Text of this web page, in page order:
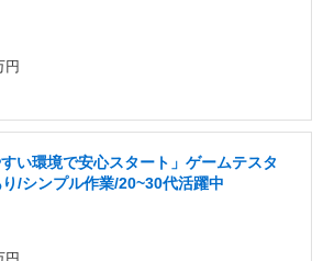
円
すい環境で安心スタート」ゲームテスタ
/シンプル作業/20~30代活躍中